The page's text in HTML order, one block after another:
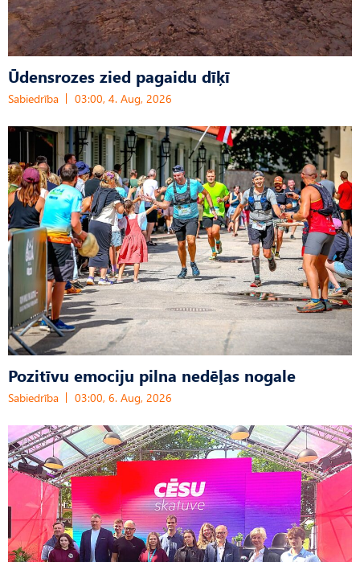
Ūdensrozes zied pagaidu dīķī
Sabiedrība 03:00, 4. Aug, 2026
Pozitīvu emociju pilna nedēļas nogale
Sabiedrība 03:00, 6. Aug, 2026